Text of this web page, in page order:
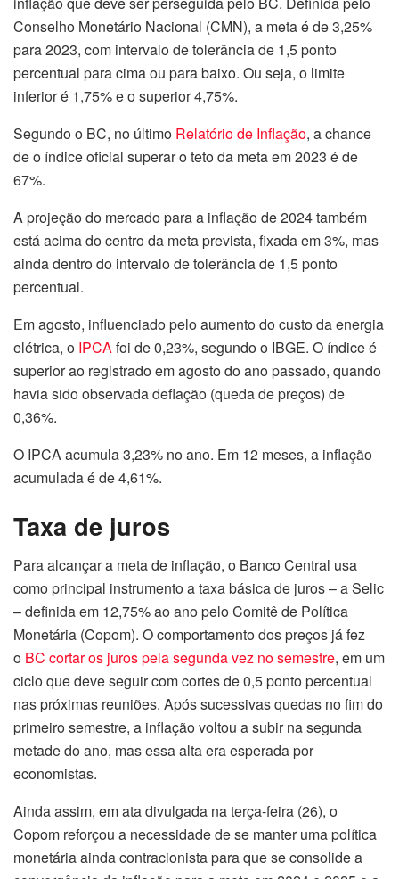
Conselho Monetário Nacional (CMN), a meta é de 3,25%
para 2023, com intervalo de tolerância de 1,5 ponto
percentual para cima ou para baixo. Ou seja, o limite
inferior é 1,75% e o superior 4,75%.
Segundo o BC, no último Relatório de Inflação, a chance
de o índice oficial superar o teto da meta em 2023 é de
67%.
A projeção do mercado para a inflação de 2024 também
está acima do centro da meta prevista, fixada em 3%, mas
ainda dentro do intervalo de tolerância de 1,5 ponto
percentual.
Em agosto, influenciado pelo aumento do custo da energia
elétrica, o IPCAfoi de 0,23%, segundo o IBGE. O índice é
superior ao registrado em agosto do ano passado, quando
havia sido observada deflação (queda de preços) de
0,36%.
O IPCA acumula 3,23% no ano. Em 12 meses, a inflação
acumulada é de 4,61%.
Taxa de juros
Para alcançar a meta de inflação, o Banco Central usa
como principal instrumento a taxa básica de juros – a Selic
– definida em 12,75% ao ano pelo Comitê de Política
Monetária (Copom). O comportamento dos preços já fez
o BC cortar os juros pela segunda vez no semestre, em um
ciclo que deve seguir com cortes de 0,5 ponto percentual
nas próximas reuniões. Após sucessivas quedas no fim do
primeiro semestre, a inflação voltou a subir na segunda
metade do ano, mas essa alta era esperada por
economistas.
Ainda assim, em ata divulgada na terça-feira (26), o
Copom reforçou a necessidade de se manter uma política
monetária ainda contracionista para que se consolide a